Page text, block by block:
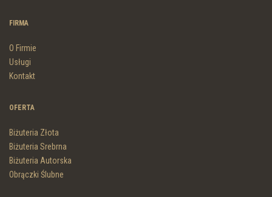
FIRMA
O Firmie
Usługi
Kontakt
OFERTA
Biżuteria Złota
Biżuteria Srebrna
Biżuteria Autorska
Obrączki Ślubne